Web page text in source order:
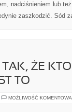
nadciśnieniem lub
zaszkodzić. Sód
ŻE
TO
MOŻLIWOŚĆ